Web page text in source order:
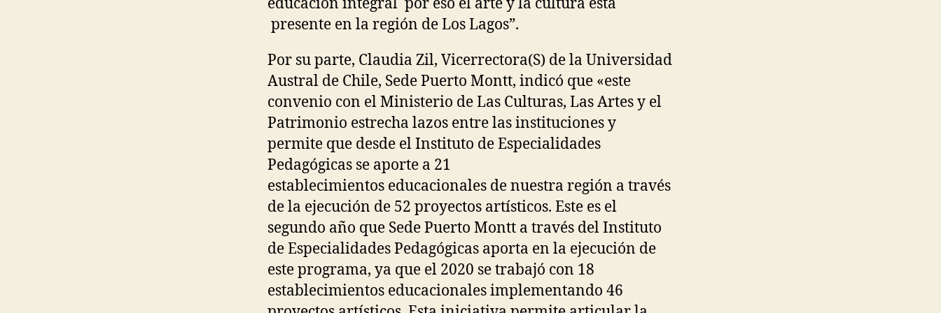
presente en la región de Los Lagos”.
Por su parte, Claudia Zil, Vicerrectora(S) de la Universidad
Austral de Chile, Sede Puerto Montt, indicó que «este
convenio con el Ministerio de Las Culturas, Las Artes y el
Patrimonio estrecha lazos entre las instituciones y
permite que desde el Instituto de Especialidades
Pedagógicas se aporte a 21
establecimientos educacionales de nuestra región a través
de la ejecución de 52 proyectos artísticos. Este es el
segundo año que Sede Puerto Montt a través del Instituto
de Especialidades Pedagógicas aporta en la ejecución de
este programa, ya que el 2020 se trabajó con 18
establecimientos educacionales implementando 46